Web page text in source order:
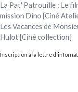
La Pat' Patrouille : Le
mission Dino [Ciné
Les Vacances de
Hulot [Ciné collection]
Inscription à la lettre